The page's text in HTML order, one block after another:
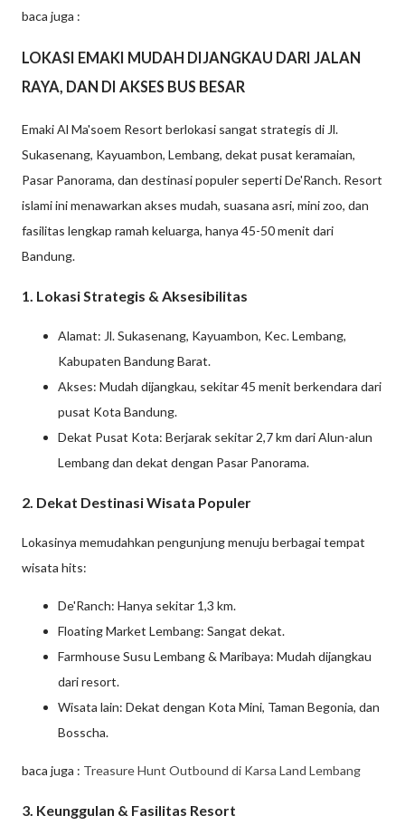
baca juga :
LOKASI EMAKI MUDAH DIJANGKAU DARI JALAN
RAYA, DAN DI AKSES BUS BESAR
Emaki Al Ma'soem Resort berlokasi sangat strategis di Jl.
Sukasenang, Kayuambon, Lembang, dekat pusat keramaian,
Pasar Panorama, dan destinasi populer seperti De'Ranch. Resort
islami ini menawarkan akses mudah, suasana asri, mini zoo, dan
fasilitas lengkap ramah keluarga, hanya 45-50 menit dari
Bandung.
1. Lokasi Strategis & Aksesibilitas
Alamat: Jl. Sukasenang, Kayuambon, Kec. Lembang,
Kabupaten Bandung Barat.
Akses: Mudah dijangkau, sekitar 45 menit berkendara dari
pusat Kota Bandung.
Dekat Pusat Kota: Berjarak sekitar 2,7 km dari Alun-alun
Lembang dan dekat dengan Pasar Panorama.
2. Dekat Destinasi Wisata Populer
Lokasinya memudahkan pengunjung menuju berbagai tempat
wisata hits:
De'Ranch: Hanya sekitar 1,3 km.
Floating Market Lembang: Sangat dekat.
Farmhouse Susu Lembang & Maribaya: Mudah dijangkau
dari resort.
Wisata lain: Dekat dengan Kota Mini, Taman Begonia, dan
Bosscha.
baca juga : Treasure Hunt Outbound di Karsa Land Lembang
3. Keunggulan & Fasilitas Resort